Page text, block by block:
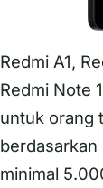
Redmi A1,
Redmi Note
untuk orang
berdasarkan
minimal